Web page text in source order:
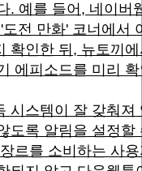
. 예를 들어, 네이버
전 만화' 코너에서
확인한 뒤, 뉴토끼
에피소드를 미리
시스템이 잘 갖춰져
도록 알림을 설정할
르를 소비하는 사